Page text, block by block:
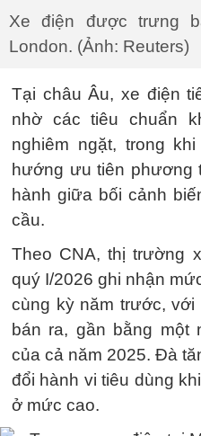
Xe điện được trưng
London. (Ảnh: Reuters)
Tại châu Âu, xe điện
nhờ các tiêu chuẩn
nghiêm ngặt, trong
hướng ưu tiên phương
hành giữa bối cảnh
cầu.
Theo CNA, thị trường
quý I/2026 ghi nhận
cùng kỳ năm trước,
bán ra, gần bằng một
của cả năm 2025. Đà
đổi hành vi tiêu dùng
ở mức cao.